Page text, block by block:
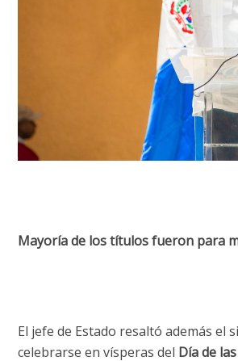
Mayoría de los títulos fueron para
El jefe de Estado resaltó además el
celebrarse en vísperas del Día de